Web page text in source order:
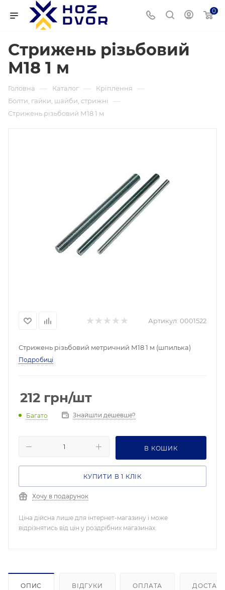
0
Стрижень різьбовий
М18 1 м
Головна — Каталог — Кріплення —
Болти, гайки, шайби, стрижні —
Стрижень різьбовий М18 1 м
Артикул: 0001522
Стрижень різьбовий метричний М18 1 м (шпилька)
Подробиці
212 грн/шт
Багато Знайшли дешевше?
В КОШИК
КУПИТИ В 1 КЛІК
Хочу в подарунок
Ціна дійсна лише для інтернет-магазину і може
відрізнятись від цін у роздрібних магазинах.
ОПИС ВІДГУКИ ОПЛАТА